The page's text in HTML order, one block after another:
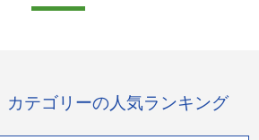
カテゴリーの人気ランキング